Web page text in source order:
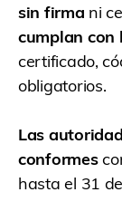
sin firma ni
cumplan
certificado,
obligatorios.
Las
conformes
hasta el 31